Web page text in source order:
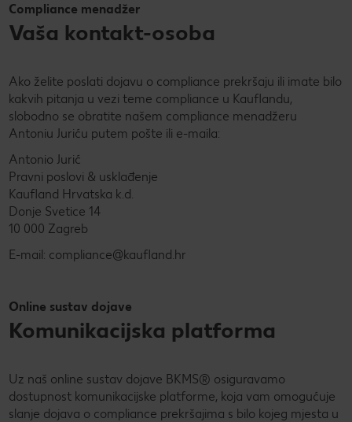
Compliance menadžer
Vaša kontakt-osoba
Ako želite poslati dojavu o compliance prekršaju ili imate bilo
kakvih pitanja u vezi teme compliance u Kauflandu,
slobodno se obratite našem compliance menadžeru
Antoniu Juriću putem pošte ili e-maila:
Antonio Jurić
Pravni poslovi & usklađenje
Kaufland Hrvatska k.d.
Donje Svetice 14
10 000 Zagreb
E-mail: compliance@kaufland.hr
Online sustav dojave
Komunikacijska platforma
Uz naš online sustav dojave BKMS® osiguravamo
dostupnost komunikacijske platforme, koja vam omogućuje
slanje dojava o compliance prekršajima s bilo kojeg mjesta u